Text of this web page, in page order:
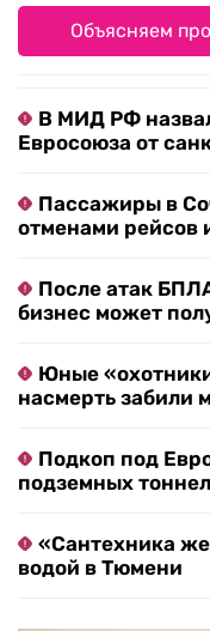
Объясняем
В МИД РФ
Евросоюза от
Пассажиры в
отменами рейсов
После атак
бизнес может
Юные
насмерть забили
Подкоп под
подземных
«Сантехника
водой в Тюмени